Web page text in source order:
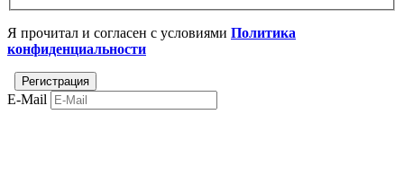
Я прочитал и согласен с условиями Политика
конфиденциальности
E-Mail